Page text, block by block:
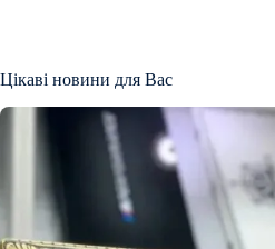
Цікаві новини для Вас